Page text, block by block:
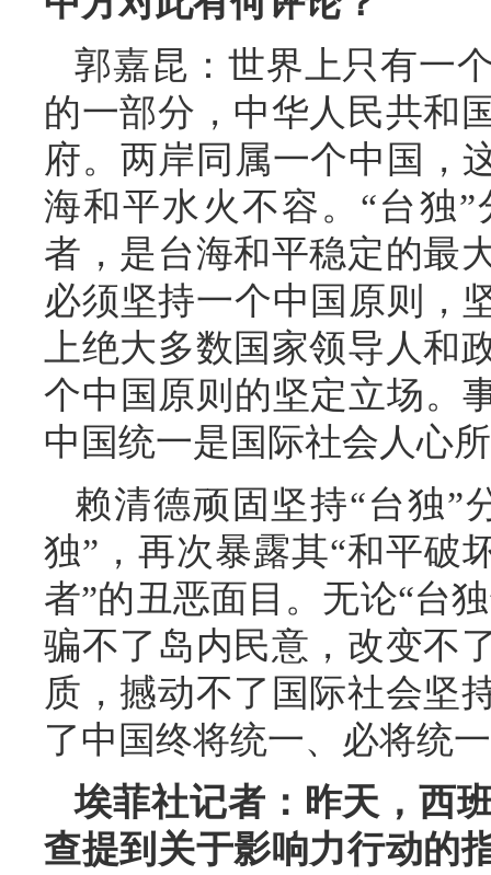
郭嘉昆：世界上只有一
的一部分，中华人民共和
府。两岸同属一个中国，
海和平水火不容。“台独
者，是台海和平稳定的最
必须坚持一个中国原则，
上绝大多数国家领导人和
个中国原则的坚定立场。
中国统一是国际社会人心
赖清德顽固坚持“台独”
独”，再次暴露其“和平破
者”的丑恶面目。无论“台
骗不了岛内民意，改变不
质，撼动不了国际社会坚
了中国终将统一、必将统
埃菲社记者：昨天，西
查提到关于影响力行动的